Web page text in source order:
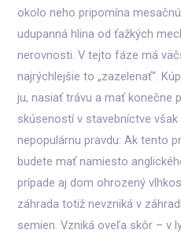
okolo neho pripomína
udupanná hlina od ťažkých
nerovnosti. V tejto fáze má
najrýchlejšie to „zazelenať“.
ju, nasiať trávu a mať konečne
skúseností v stavebníctve
nepopulárnu pravdu: Ak tento
budete mať namiesto
prípade aj dom ohrozený
záhrada totiž nevzniká v
semien. Vzniká oveľa skôr – v